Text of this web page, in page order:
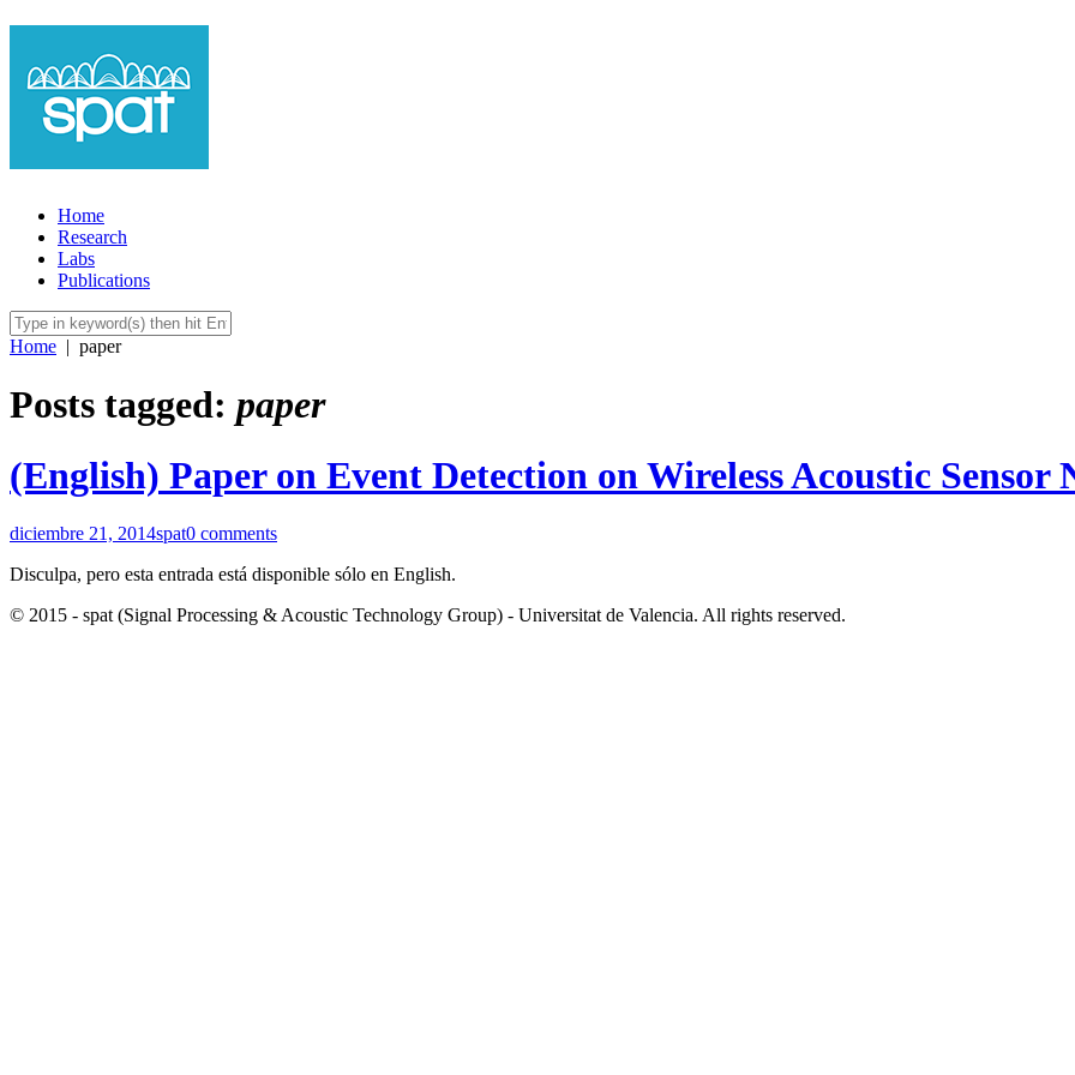
Home
Research
Labs
Publications
Home | paper
Posts tagged: paper
(English) Paper on Event Detection on Wireless Acoustic Sensor
diciembre 21, 2014spat0 comments
Disculpa, pero esta entrada está disponible sólo en English.
© 2015 - spat (Signal Processing & Acoustic Technology Group) - Universitat de Valencia. All rights reserved.